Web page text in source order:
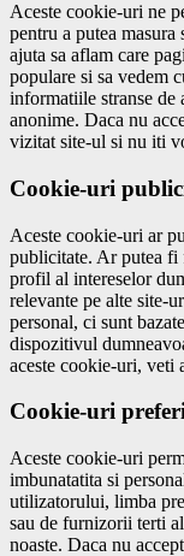
Aceste cookie-uri ne
pentru a putea
ajuta sa aflam care
populare si sa vedem
informatiile stranse de
anonime. Daca nu
vizitat site-ul si nu iti
Cookie-uri
Aceste cookie-uri ar
publicitate. Ar putea fi
profil al intereselor
relevante pe alte site-
personal, ci sunt
dispozitivul
aceste cookie-uri, veti
Cookie-uri
Aceste cookie-uri
imbunatatita si
utilizatorului, limba
sau de furnizorii terti
noaste. Daca nu